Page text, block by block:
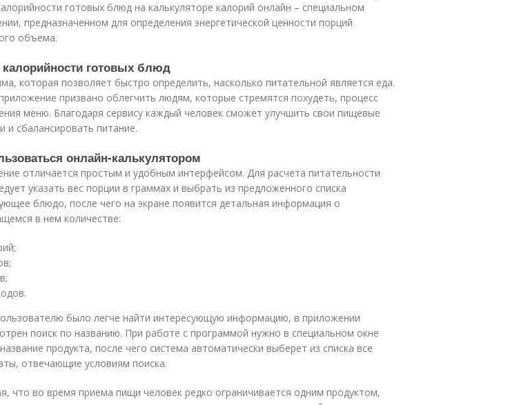
готовых блюд на калькуляторе калорий онлайн – специальном
предназначенном для определения энергетической ценности порций
объема.
калорийности готовых блюд
которая позволяет быстро определить, насколько питательной является еда.
призвано облегчить людям, которые стремятся похудеть, процесс
меню. Благодаря сервису каждый человек сможет улучшить свои пищевые
и сбалансировать питание.
онлайн-калькулятором
отличается простым и удобным интерфейсом. Для расчета питательности
указать вес порции в граммах и выбрать из предложенного списка
блюдо, после чего на экране появится детальная информация о
в нем количестве:
было легче найти интересующую информацию, в приложении
поиск по названию. При работе с программой нужно в специальном окне
продукта, после чего система автоматически выберет из списка все
отвечающие условиям поиска.
что во время приема пищи человек редко ограничивается одним продуктом,